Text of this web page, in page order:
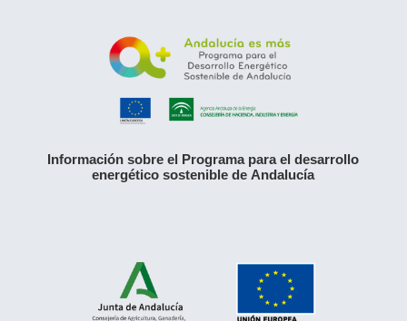
Información sobre el Programa para el desarrollo
energético sostenible de Andalucía